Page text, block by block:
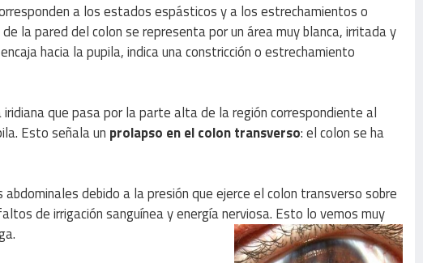
a los estados espásticos y a los estrechamientos o
la pared del colon se representa por un área muy blanca, irritada y
hacia la pupila, indica una constricción o estrechamiento
que pasa por la parte alta de la región correspondiente al
Esto señala un prolapso en el colon transverso: el colon se ha
debido a la presión que ejerce el colon transverso sobre
de irrigación sanguínea y energía nerviosa. Esto lo vemos muy